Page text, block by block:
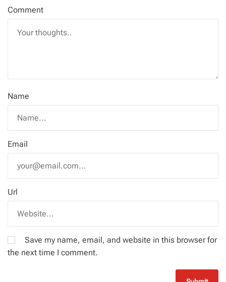
Comment
Name
Email
Url
Save my name, email, and website in this browser for
the next time I comment.